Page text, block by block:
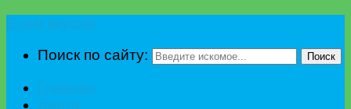
Поиск по сайту:
Поиск